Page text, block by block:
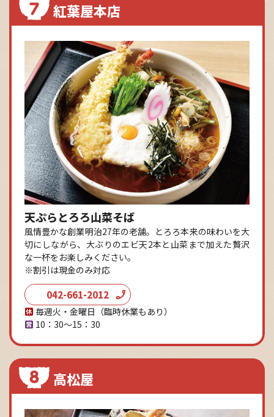
紅葉屋本店
天ぷらとろろ山菜そば
風情豊かな創業明治27年の老舗。とろろ本来の味わいを大
切にしながら、大ぶりのエビ天2本と山菜まで加えた贅沢
な一杯をお楽しみください。
※割引は現金のみ対応
042-661-2012
毎週火・金曜日（臨時休業もあり）
10：30～15：30
高松屋